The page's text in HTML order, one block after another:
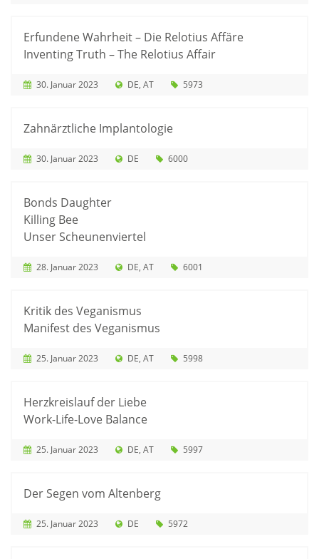
Erfundene Wahrheit – Die Relotius Affäre
Inventing Truth – The Relotius Affair
30. Januar 2023 DE AT 5973
Zahnärztliche Implantologie
30. Januar 2023 DE 6000
Bonds Daughter
Killing Bee
Unser Scheunenviertel
28. Januar 2023 DE AT 6001
Kritik des Veganismus
Manifest des Veganismus
25. Januar 2023 DE AT 5998
Herzkreislauf der Liebe
Work-Life-Love Balance
25. Januar 2023 DE AT 5997
Der Segen vom Altenberg
25. Januar 2023 DE 5972